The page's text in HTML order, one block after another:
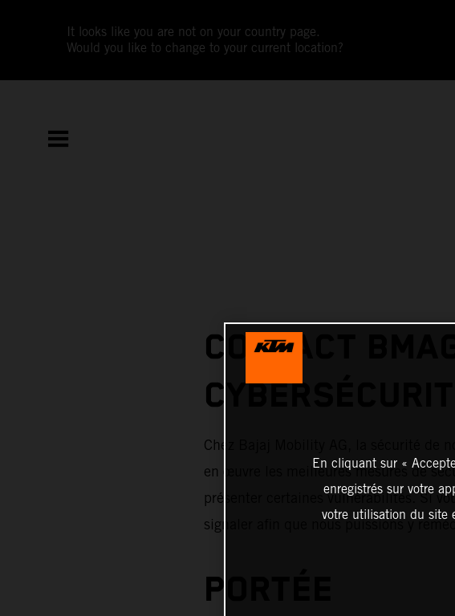
It looks like you are not on your country page.
Would you like to change to your current location?
CONTACT
CYBERSÉCURITÉ
Chez Bajaj Mobility AG, la sécurité de
en œuvre les meilleures mesures de
présenter certaines vulnérabilités. Si
signaler afin que nous puissions y
PORTÉE
En cliquant sur «
enregistrés sur votre
votre utilisation du site